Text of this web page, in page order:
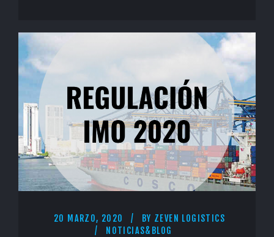
20 MARZO, 2020 BY ZEVEN LOGISTICS
NOTICIAS&BLOG